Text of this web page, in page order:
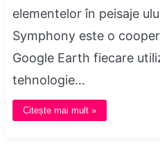
elementelor în peisaje
Symphony este o
Google Earth fiecare
tehnologie…
Citește mai mult »